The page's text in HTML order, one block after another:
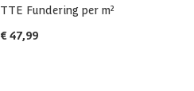
TTE Fundering per m²
€ 47,99